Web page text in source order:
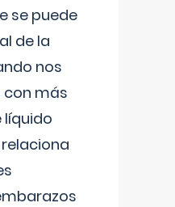
se puede
de la
nos
más
líquido